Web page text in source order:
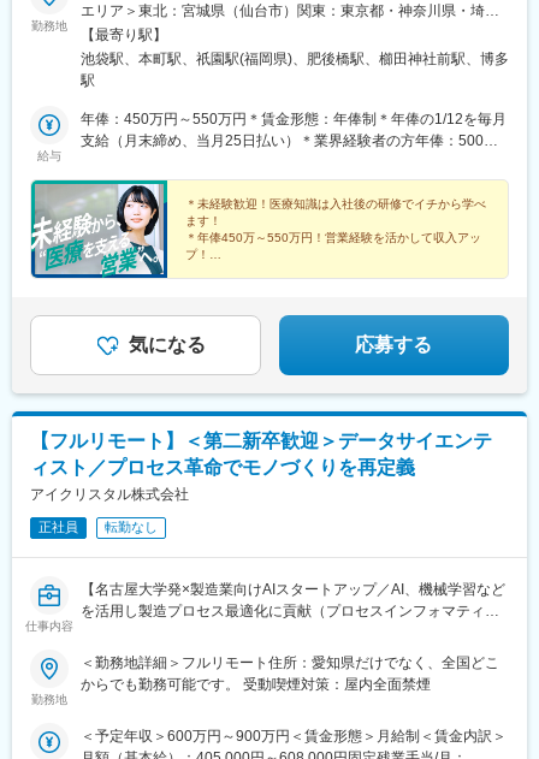
勤務地
エリア＞東北：宮城県（仙台市）関東：東京都・神奈川県・埼玉
県・千葉県・栃木県・群馬県東海：愛知県・静岡県・岐阜県信
越：長野県（松本市）北陸：石川県（金沢市）関西：大阪府・兵
庫県中国：広島県四国：香川県（高松市）・愛媛県（松山市）九
県【東京本社】東京都豊島区西池袋3-27-12 池袋ウェストパーク
ビル＊各線「池袋駅」西口より徒歩5分【大阪オフィス】大阪府大
各線「本町駅」より徒歩1分【福岡オフィス】福岡県福岡市博多区
博多駅前2-19-24 大博センタービル6F＊JR・福岡市地下鉄各線
「博多駅」より徒歩5分
【最寄り駅】
池袋駅、本町駅、祇園駅(福岡県)、肥後橋駅、櫛田神社前駅、博多
駅
給与
年俸：450万円～550万円＊賃金形態：年俸制＊年俸の1/12を毎月
支給（月末締め、当月25日払い）＊業界経験者の方年俸：500万
＊未経験歓迎！医療知識は入社後の研修でイチから学べ
ます！
＊年俸450万～550万円！営業経験を活かして収入アッ
プ！
気になる 応募する
【フルリモート】＜第二新卒歓迎＞データサイエンテ
ィスト／プロセス革命でモノづくりを再定義
アイクリスタル株式会社
正社員 転勤なし
仕事内容
【名古屋大学発×製造業向けAIスタートアップ／AI、機械学習など
を活用し製造プロセス最適化に貢献（プロセスインフォマティク
■業務内容
製造業のクライアントから頂く現場の各種データを解析し、生産
案を担当して頂きます。企業や大学との共同研究プロジェクトも
勤務地
＜勤務地詳細＞フルリモート住所：愛知県だけでなく、全国どこ
からでも勤務可能です。 受動喫煙対策：屋内全面禁煙
＜予定年収＞600万円～900万円＜賃金形態＞月給制＜賃金内訳＞